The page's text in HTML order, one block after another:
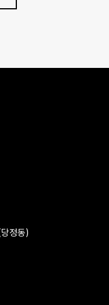
정동)